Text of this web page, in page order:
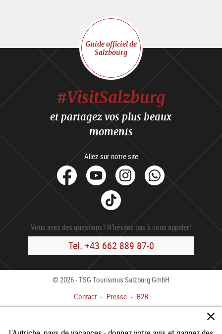
Guide officiel de
Salzbourg
#VisitSalzburg
et partagez vos plus beaux
moments
Allez sur notre site
facebook
YoutubeInstagram
Tik
Tok
Vous avez des questions? N’hésitez pas à nous appeler!
Tel. +43 662 889 87-0
© 2026 - TSG Tourismus Salzburg GmbH
Contact
Presse
B2B